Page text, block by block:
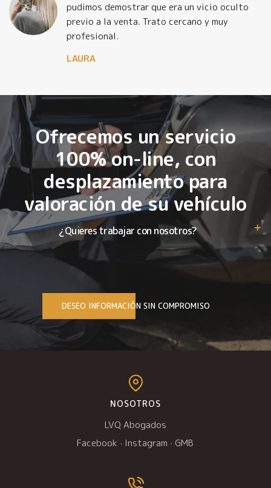
pudimos demostrar que era un vicio oculto
previo a la venta. Trato cercano y muy
profesional.
LAURA
Ofrecemos un servicio
100% on-line, con
desplazamiento para
valoración de su vehículo
¿Quieres trabajar con nosotros?
DESEO INFORMACIÓN SIN COMPROMISO
NOSOTROS
LVQ Abogados
Facebook · Instagram · GMB